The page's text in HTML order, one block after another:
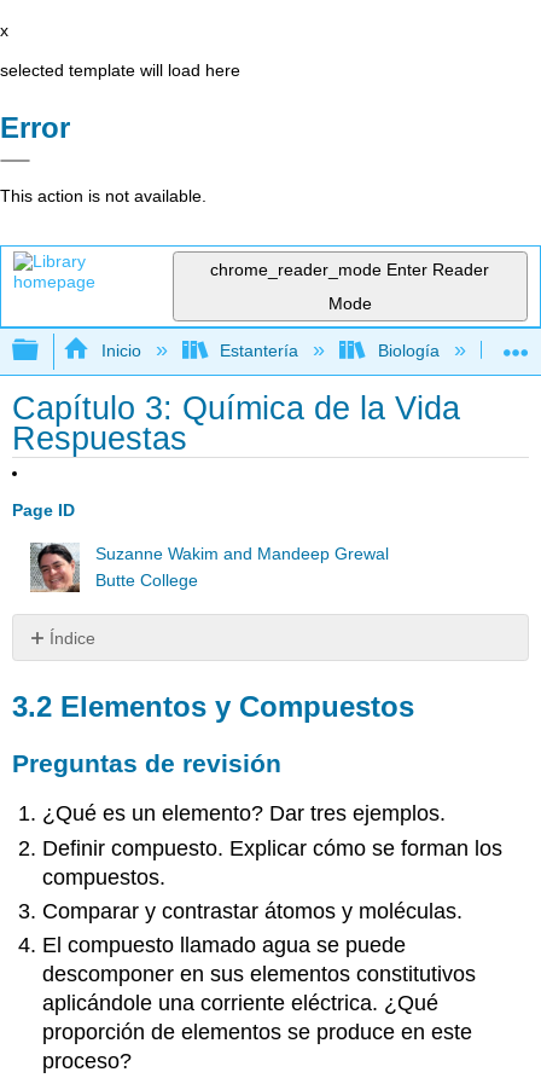
x
selected template will load here
Error
This action is not available.
chrome_reader_mode Enter Reader
Mode
Expandir/contraer jerarquía global
Inicio Estantería Biología
Capítulo 3: Química de la Vida
Respuestas
Page ID
Suzanne Wakim and Mandeep Grewal
Butte College
Índice
Elementos
y
Preguntas
de
revisión
Revisar
respuestas
3.3
química
Preguntas
de
revisión
Revisar
3.2 Elementos y Compuestos
Preguntas de revisión
¿Qué es un elemento? Dar tres ejemplos.
Definir compuesto. Explicar cómo se forman los
compuestos.
Comparar y contrastar átomos y moléculas.
El compuesto llamado agua se puede
descomponer en sus elementos constitutivos
aplicándole una corriente eléctrica. ¿Qué
proporción de elementos se produce en este
proceso?